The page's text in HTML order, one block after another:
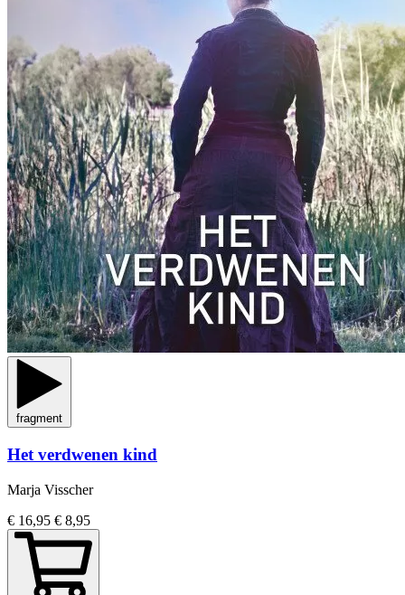
fragment
Het verdwenen kind
Marja Visscher
€ 16,95 € 8,95